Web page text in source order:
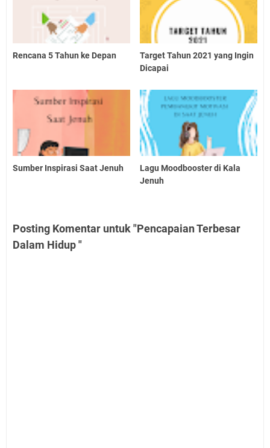
Rencana 5 Tahun ke Depan
Target Tahun 2021 yang Ingin
Dicapai
Sumber Inspirasi Saat Jenuh
Lagu Moodbooster di Kala
Jenuh
Posting Komentar untuk "Pencapaian Terbesar
Dalam Hidup "